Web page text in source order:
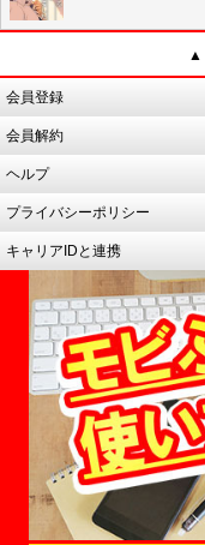
▲
会員登録
会員解約
ヘルプ
プライバシーポリシー
キャリアIDと連携